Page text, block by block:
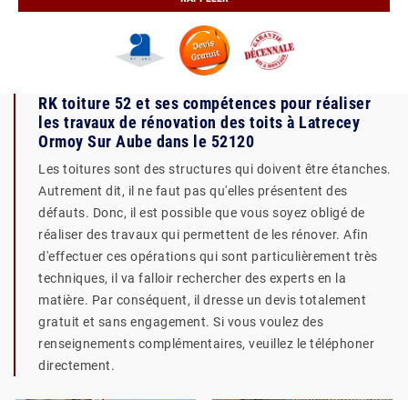
RK toiture 52 et ses compétences pour réaliser
les travaux de rénovation des toits à Latrecey
Ormoy Sur Aube dans le 52120
Les toitures sont des structures qui doivent être étanches.
Autrement dit, il ne faut pas qu'elles présentent des
défauts. Donc, il est possible que vous soyez obligé de
réaliser des travaux qui permettent de les rénover. Afin
d'effectuer ces opérations qui sont particulièrement très
techniques, il va falloir rechercher des experts en la
matière. Par conséquent, il dresse un devis totalement
gratuit et sans engagement. Si vous voulez des
renseignements complémentaires, veuillez le téléphoner
directement.